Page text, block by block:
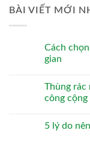
BÀI VIẾT MỚI
Cách
gian
Thùng rác
công cộng
5 lý do